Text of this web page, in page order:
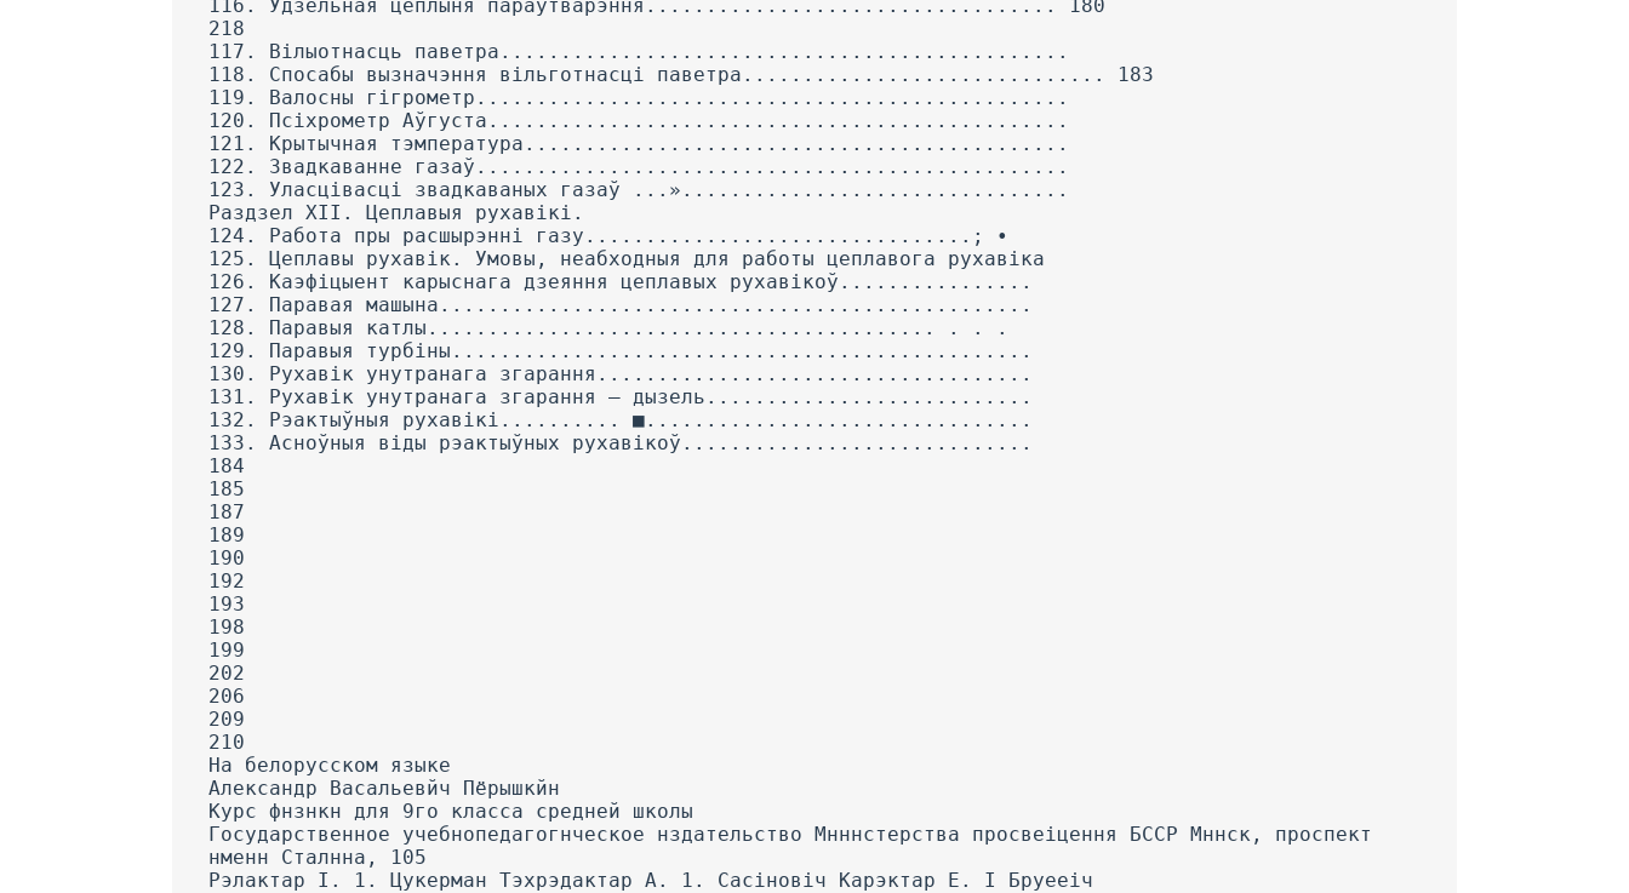
116. Удзельная цеплыня параўтварэння.................................. 180
218
117. Вілыотнасць паветра...............................................
118. Спосабы вызначэння вільготнасці паветра.............................. 183
119. Валосны гігрометр.................................................
120. Псіхрометр Аўгуста................................................
121. Крытычная тэмпература.............................................
122. Звадкаванне газаў.................................................
123. Уласцівасці звадкаваных газаў ...»................................
Раздзел XII. Цеплавыя рухавікі.
124. Работа пры расшырэнні газу................................; •
125. Цеплавы рухавік. Умовы, неабходныя для работы цеплавога рухавіка
126. Каэфіцыент карыснага дзеяння цеплавых рухавікоў................
127. Паравая машына.................................................
128. Паравыя катлы.......................................... . . .
129. Паравыя турбіны................................................
130. Рухавік унутранага згарання....................................
131. Рухавік унутранага згарання — дызель...........................
132. Рэактыўныя рухавікі.......... ■................................
133. Асноўныя віды рэактыўных рухавікоў.............................
184
185
187
189
190
192
193
198
199
202
206
209
210
На белорусском языке
Александр Васальевйч Пёрышкйн
Курс фнзнкн для 9го класса средней школы
Государственное учебнопедагогнческое нздательство Мнннстерства просвеіцення БССР Мннск, проспект
нменн Сталнна, 105
Рэлактар I. 1. Цукерман Тэхрэдактар A. 1. Сасіновіч Карэктар Е. I Бруееіч